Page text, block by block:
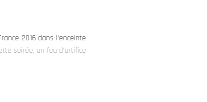
2016 dans l’enceinte
soirée, un feu d’artifice